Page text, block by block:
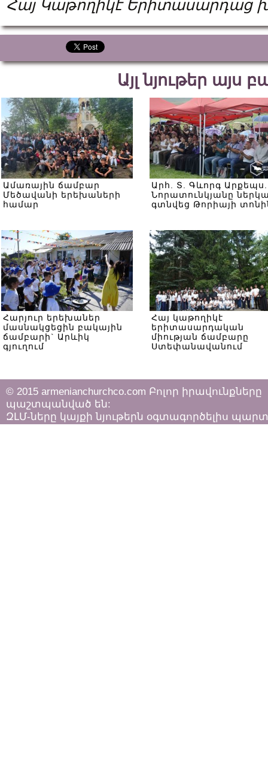
Հայ Կաթողիկէ Երիտասարդաց
Այլ նյութեր այս
Ամառային ճամբար
Մեծավանի երեխաների
համար
Արհ. Տ. Գևորգ Արքեպս.
Նորատունկյանը
գտնվեց Թորիայի
Հարյուր երեխաներ
մասնակցեցին բակային
ճամբարի` Արևիկ
գյուղում
Հայ կաթողիկէ
երիտասարդական
միության ճամբարը
Ստեփանավանում
© 2015 armenianchurchco.com Բոլոր իրավունքները
պաշտպանված են:
ԶԼՄ-ները կայքի նյութերն օգտագործելիս